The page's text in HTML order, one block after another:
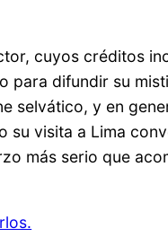
cuyos créditos
para difundir su
selvático, y en
visita a Lima
más serio que